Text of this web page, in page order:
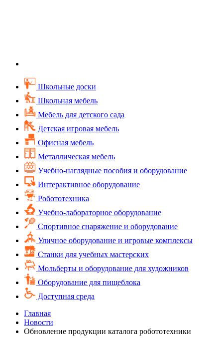
Школьные доски
Школьная мебель
Мебель для детского сада
Детская игровая мебель
Офисная мебель
Металлическая мебель
Учебно-наглядные пособия и оборудование
Интерактивное оборудование
Робототехника
Учебно-лабораторное оборудование
Спортивное снаряжение и оборудование
Уличное оборудование и игровые комплексы
Cтанки для учебных мастерских
Мольберты и оборудование для художников
Оборудование для пищеблока
Доступная среда
Главная
Новости
Обновление продукции каталога робототехники